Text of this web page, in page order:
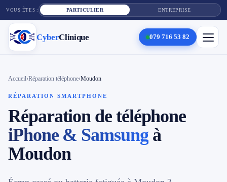
VOUS ÊTES : PARTICULIER ENTREPRISE
CyberClinique 079 716 53 82
Cyber Clinique
Services
Réparation téléphone
Tarifs
Accueil›Réparation téléphone›Moudon
RÉPARATION SMARTPHONE
Réparation de téléphone
iPhone & Samsungà
Moudon